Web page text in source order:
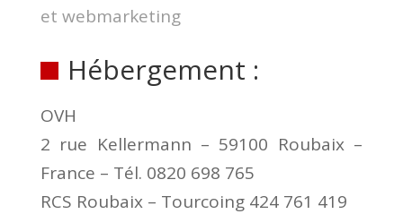
et webmarketing
Hébergement :
OVH
2 rue Kellermann – 59100 Roubaix –
France – Tél. 0820 698 765
RCS Roubaix – Tourcoing 424 761 419